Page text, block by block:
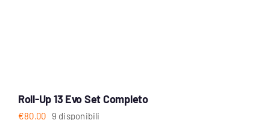
Roll-Up 13 Evo Set Completo
€80.00 9 disponibili